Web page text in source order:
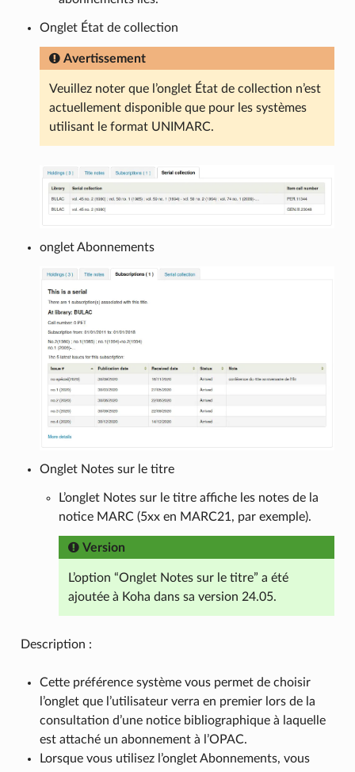
Onglet État de collection
Avertissement
Veuillez noter que l’onglet État de collection n’est
actuellement disponible que pour les systèmes
utilisant le format UNIMARC.
onglet Abonnements
Onglet Notes sur le titre
L’onglet Notes sur le titre affiche les notes de la
notice MARC (5xx en MARC21, par exemple).
Version
L’option “Onglet Notes sur le titre” a été
ajoutée à Koha dans sa version 24.05.
Description :
Cette préférence système vous permet de choisir
l’onglet que l’utilisateur verra en premier lors de la
consultation d’une notice bibliographique à laquelle
est attaché un abonnement à l’OPAC.
Lorsque vous utilisez l’onglet Abonnements, vous